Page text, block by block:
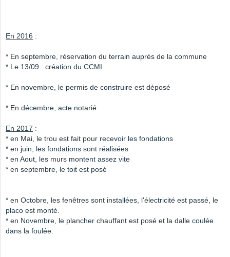
En 2016 :
* En septembre, réservation du terrain auprès de la commune
* Le 13/09 : création du CCMI
* En novembre, le permis de construire est déposé
* En décembre, acte notarié
En 2017 :
* en Mai, le trou est fait pour recevoir les fondations
* en juin, les fondations sont réalisées
* en Aout, les murs montent assez vite
* en septembre, le toit est posé
* en Octobre, les fenêtres sont installées, l'électricité est passé, le
placo est monté.
* en Novembre, le plancher chauffant est posé et la dalle coulée
dans la foulée.